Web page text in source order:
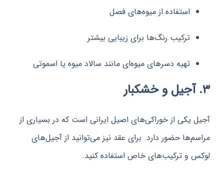
استفاده از میوه‌های فصل
ترکیب رنگ‌ها برای زیبایی بیشتر
تهیه دسرهای میوه‌ای مانند سالاد میوه یا اسموتی
از خوراکی‌های اصیل ایرانی است که در بسیاری از
حضور دارد. برای عقد نیز می‌توانید از آجیل‌های
و ترکیب‌های خاص استفاده کنید.